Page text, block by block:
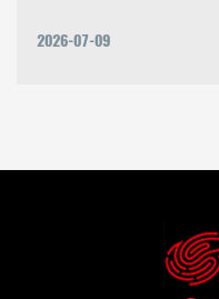
2026-07-09